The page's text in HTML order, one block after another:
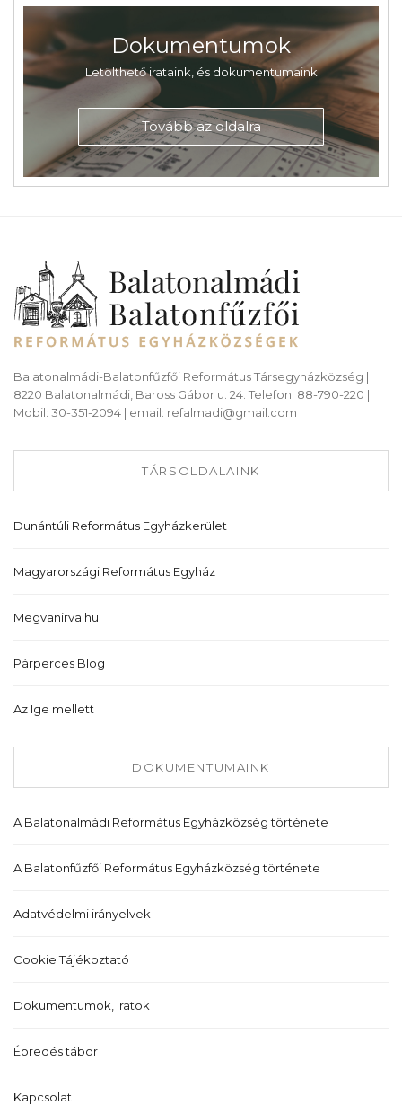
Dokumentumok
Letölthető irataink, és dokumentumaink
Tovább az oldalra
Balatonalmádi-Balatonfűzfői Református Társegyházközség |
8220 Balatonalmádi, Baross Gábor u. 24. Telefon: 88-790-220 |
Mobil: 30-351-2094 | email: refalmadi@gmail.com
TÁRSOLDALAINK
Dunántúli Református Egyházkerület
Magyarországi Református Egyház
Megvanirva.hu
Párperces Blog
Az Ige mellett
DOKUMENTUMAINK
A Balatonalmádi Református Egyházközség története
A Balatonfűzfői Református Egyházközség története
Adatvédelmi irányelvek
Cookie Tájékoztató
Dokumentumok, Iratok
Ébredés tábor
Kapcsolat